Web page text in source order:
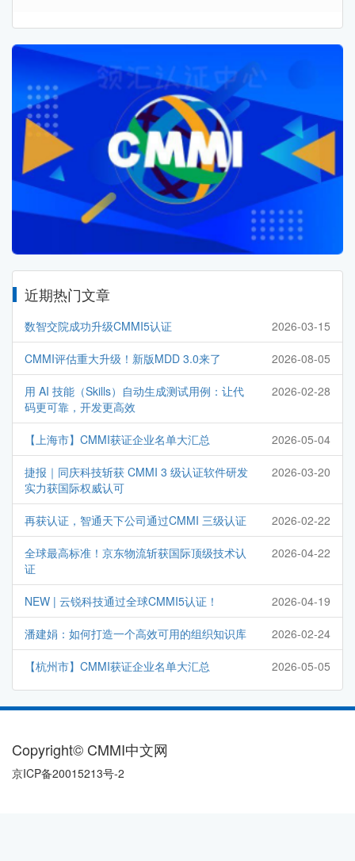
近期热门文章
数智交院成功升级CMMI5认证 2026-03-15
CMMI评估重大升级！新版MDD 3.0来了 2026-08-05
用 AI 技能（Skills）自动生成测试用例：让代
码更可靠，开发更高效
2026-02-28
【上海市】CMMI获证企业名单大汇总 2026-05-04
捷报｜同庆科技斩获 CMMI 3 级认证软件研发
实力获国际权威认可
2026-03-20
再获认证，智通天下公司通过CMMI 三级认证 2026-02-22
全球最高标准！京东物流斩获国际顶级技术认
证
2026-04-22
NEW | 云锐科技通过全球CMMI5认证！ 2026-04-19
潘建娟：如何打造一个高效可用的组织知识库 2026-02-24
【杭州市】CMMI获证企业名单大汇总 2026-05-05
Copyright© CMMI中文网
京ICP备20015213号-2